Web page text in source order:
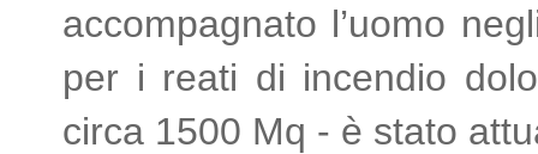
accompagnato l’uomo
per i reati di incendio
circa 1500 Mq - è stato